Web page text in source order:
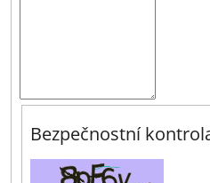
Bezpečnostní